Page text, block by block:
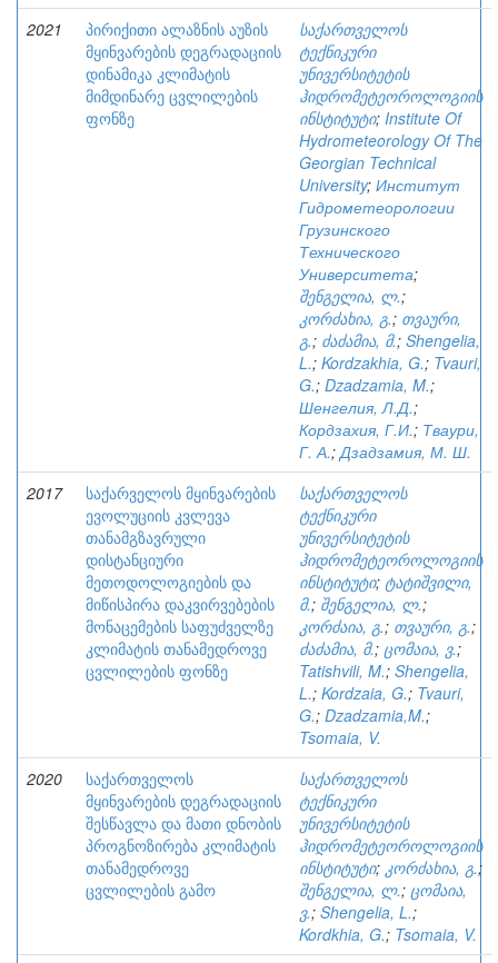
2021
პირიქითი ალაზნის აუზის
მყინვარების დეგრადაციის
დინამიკა კლიმატის
მიმდინარე ცვლილების
ფონზე
საქართველოს
ტექნიკური
უნივერსიტეტის
ჰიდრომეტეოროლოგიის
ინსტიტუტი; Institute Of
Hydrometeorology Of The
Georgian Technical
University; Институт
Гидрометеорологии
Грузинского
Технического
Университета;
შენგელია, ლ.;
კორძახია, გ.; თვაური,
გ.; ძაძამია, მ.; Shengelia,
L.; Kordzakhia, G.; Tvauri,
G.; Dzadzamia, M.;
Шенгелия, Л.Д.;
Кордзахия, Г.И.; Тваури,
Г. А.;Дзадзамия, М. Ш.
2017
საქარველოს მყინვარების
ევოლუციის კვლევა
თანამგზავრული
დისტანციური
მეთოდოლოგიების და
მიწისპირა დაკვირვებების
მონაცემების საფუძველზე
კლიმატის თანამედროვე
ცვლილების ფონზე
საქართველოს
ტექნიკური
უნივერსიტეტის
ჰიდრომეტეოროლოგიის
ინსტიტუტი; ტატიშვილი,
მ.; შენგელია, ლ.;
კორძაია, გ.; თვაური, გ.;
ძაძამია, მ.; ცომაია, ვ.;
Tatishvili, M.; Shengelia,
L.; Kordzaia, G.; Tvauri,
G.; Dzadzamia,M.;
Tsomaia, V.
2020
საქართველოს
მყინვარების დეგრადაციის
შესწავლა და მათი დნობის
პროგნოზირება კლიმატის
თანამედროვე
ცვლილების გამო
საქართველოს
ტექნიკური
უნივერსიტეტის
ჰიდრომეტეოროლოგიის
ინსტიტუტი; კორძახია, გ.;
შენგელია, ლ.; ცომაია,
ვ.; Shengelia, L.;
Kordkhia, G.; Tsomaia, V.